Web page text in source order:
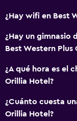
Sistema de
TV por cable o vía
Baño
¿Hay wifi en Best
¿Hay un gimnasio
Best Western Plus
¿A qué hora es el
Orillia Hotel?
¿Cuánto cuesta
Orillia Hotel?